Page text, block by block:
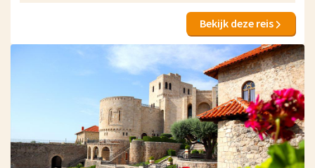
Bekijk deze reis